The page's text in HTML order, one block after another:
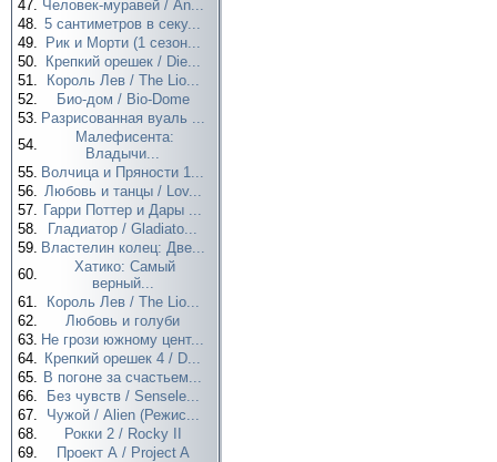
47. Человек-муравей / An...
48. 5 сантиметров в секу...
49.
Рик и Морти (1 сезон...
50.
Крепкий орешек / Die...
51.
Король Лев / The Lio...
52.
Био-дом / Bio-Dome
53. Разрисованная вуаль ...
54.
Малефисента:
Владычи...
55. Волчица и Пряности 1...
56. Любовь и танцы / Lov...
57. Гарри Поттер и Дары ...
58.
Гладиатор / Gladiato...
59. Властелин колец: Две...
60.
Хатико: Самый
верный...
61.
Король Лев / The Lio...
62.
Любовь и голуби
63. Не грози южному цент...
64. Крепкий орешек 4 / D...
65. В погоне за счастьем...
66.
Без чувств / Sensele...
67.
Чужой / Alien (Режис...
68.
Рокки 2 / Rocky II
69.
Проект А / Project A